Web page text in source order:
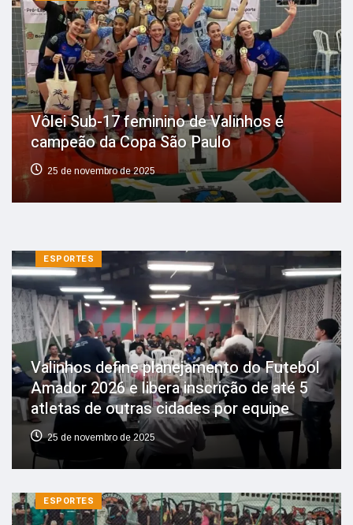
Vôlei Sub-17 feminino de Valinhos é
campeão da Copa São Paulo
25 de novembro de 2025
ESPORTES
Valinhos define planejamento do Futebol
Amador 2026 e libera inscrição de até 5
atletas de outras cidades por equipe
25 de novembro de 2025
ESPORTES